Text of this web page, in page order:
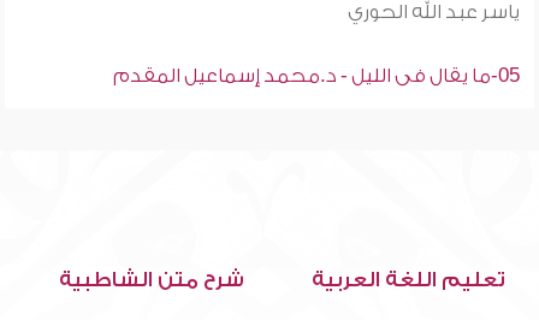
ياسر عبد الله الحوري
05-ما يقال فى الليل - د.محمد إسماعيل المقدم
تعليم اللغة العربية شرح متن الشاطبية